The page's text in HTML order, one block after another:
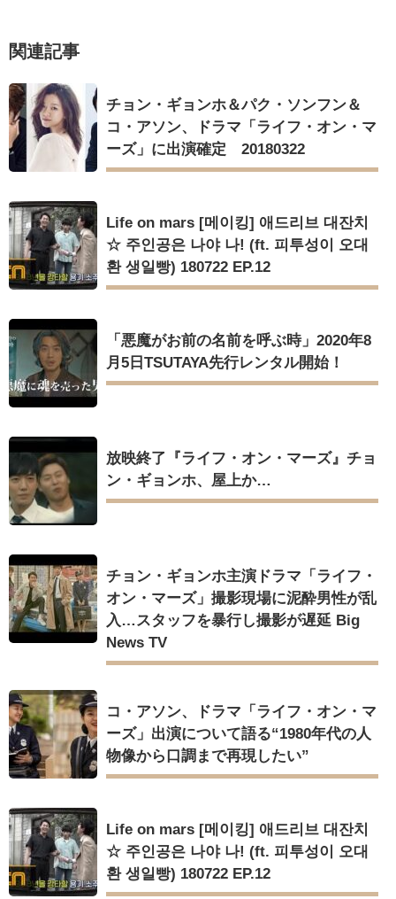
Powered by livedoor 相互RSS
か」出演で話題 Big News TV
Powered by livedoor 相互RSS
関連記事
チョン・ギョンホ＆パク・ソンフン＆
コ・アソン、ドラマ「ライフ・オン・マ
ーズ」に出演確定 20180322
Life on mars [메이킹] 애드리브 대잔치
☆ 주인공은 나야 나! (ft. 피투성이 오대
환 생일빵) 180722 EP.12
「悪魔がお前の名前を呼ぶ時」2020年8
月5日TSUTAYA先行レンタル開始！
放映終了『ライフ・オン・マーズ』チョ
ン・ギョンホ、屋上か…
チョン・ギョンホ主演ドラマ「ライフ・
オン・マーズ」撮影現場に泥酔男性が乱
入…スタッフを暴行し撮影が遅延 Big
News TV
コ・アソン、ドラマ「ライフ・オン・マ
ーズ」出演について語る“1980年代の人
物像から口調まで再現したい”
Life on mars [메이킹] 애드리브 대잔치
☆ 주인공은 나야 나! (ft. 피투성이 오대
환 생일빵) 180722 EP.12